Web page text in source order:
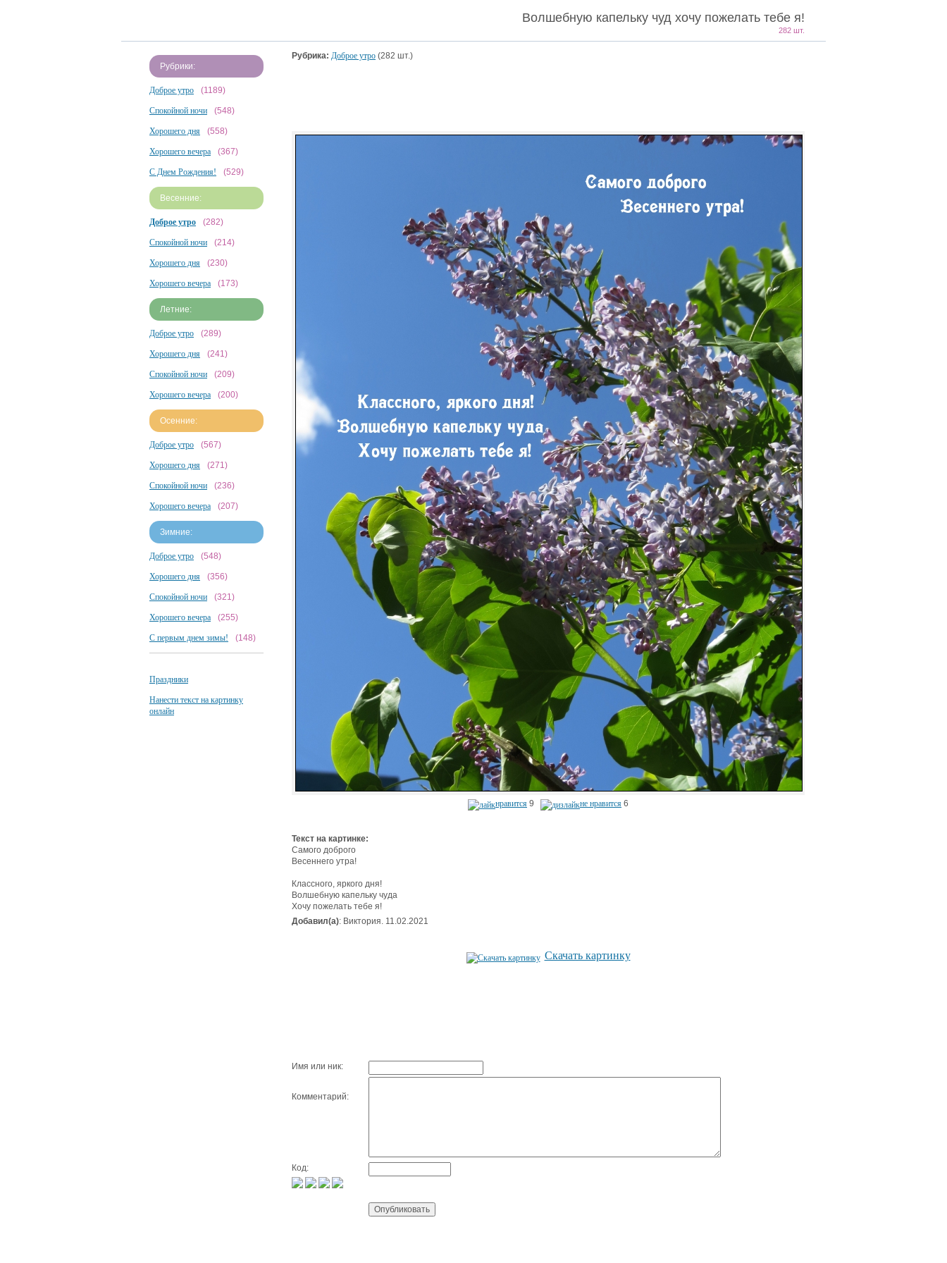
Волшебную капельку чуд хочу пожелать тебе я!
282 шт.
Рубрики:
Доброе утро (1189)
Спокойной ночи (548)
Хорошего дня (558)
Хорошего вечера (367)
С Днем Рождения! (529)
Весенние:
Доброе утро (282)
Спокойной ночи (214)
Хорошего дня (230)
Хорошего вечера (173)
Летние:
Доброе утро (289)
Хорошего дня (241)
Спокойной ночи (209)
Хорошего вечера (200)
Осенние:
Доброе утро (567)
Хорошего дня (271)
Спокойной ночи (236)
Хорошего вечера (207)
Зимние:
Доброе утро (548)
Хорошего дня (356)
Спокойной ночи (321)
Хорошего вечера (255)
С первым днем зимы! (148)
Праздники
Нанести текст на картинку
онлайн
Рубрика: Доброе утро (282 шт.)
нравится 9 не нравится 6
Текст на картинке:
Самого доброго
Весеннего утра!
Классного, яркого дня!
Волшебную капельку чуда
Хочу пожелать тебе я!
Добавил(а): Виктория. 11.02.2021
Скачать картинку
Имя или ник:
Комментарий:
Код: